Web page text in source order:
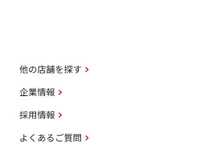
他の店舗を探す
企業情報
採用情報
よくあるご質問